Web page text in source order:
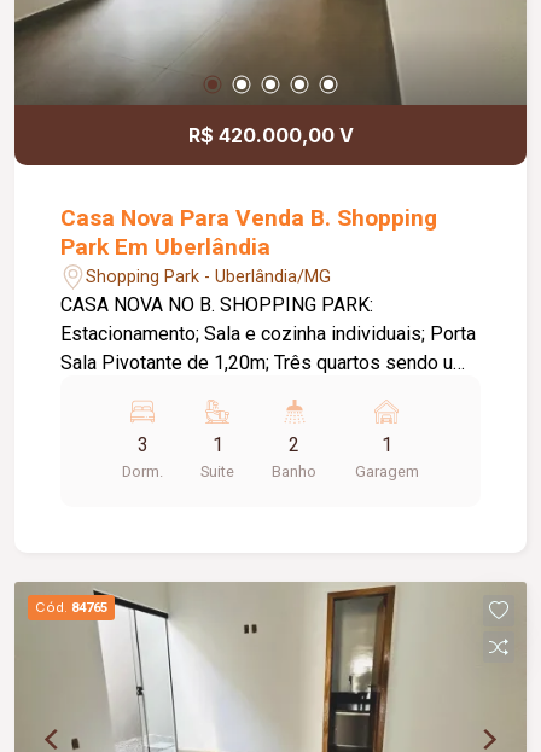
R$ 420.000,00 V
Casa Nova Para Venda B. Shopping
Park Em Uberlândia
Shopping Park - Uberlândia/MG
CASA NOVA NO B. SHOPPING PARK:
Estacionamento; Sala e cozinha individuais; Porta
Sala Pivotante de 1,20m; Três quartos sendo um
Pé Direito de 3,10m de altura; Janelas em
Blindex sendo janela da sala com 2,00m; Dois
jardins de inverno; Piso em Porcelanato;
3
Dorm.
1
Suite
2
Banho
1
Garagem
Cód. 84765